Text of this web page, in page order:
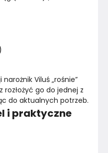
Viluś „rośnie”
go do jednej z
do aktualnych potrzeb.
i praktyczne